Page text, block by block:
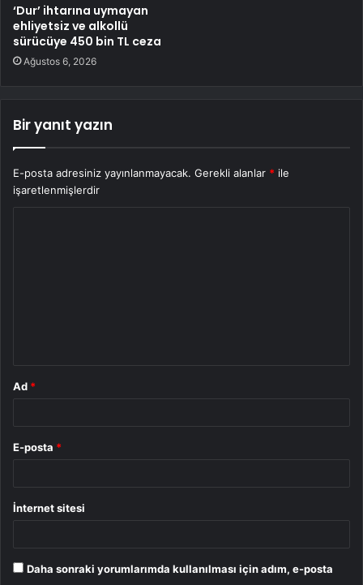
‘Dur’ ihtarına uymayan
ehliyetsiz ve alkollü
sürücüye 450 bin TL ceza
Ağustos 6, 2026
Bir yanıt yazın
E-posta adresiniz yayınlanmayacak. Gerekli alanlar * ile
işaretlenmişlerdir
Ad *
E-posta *
İnternet sitesi
Daha sonraki yorumlarımda kullanılması için adım, e-posta